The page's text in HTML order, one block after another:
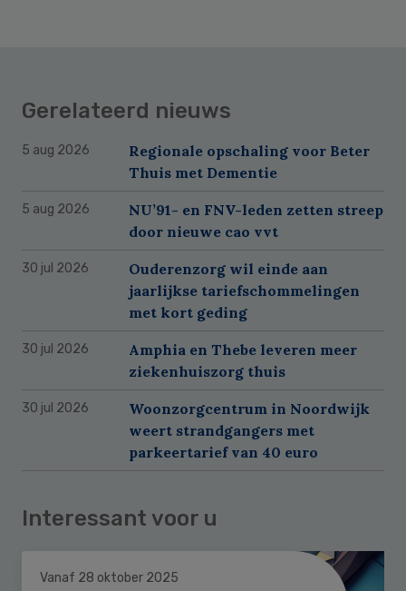
Gerelateerd nieuws
5 aug 2026
Regionale opschaling voor Beter
Thuis met Dementie
5 aug 2026
NU’91- en FNV-leden zetten streep
door nieuwe cao vvt
30 jul 2026
Ouderenzorg wil einde aan
jaarlijkse tariefschommelingen
met kort geding
30 jul 2026
Amphia en Thebe leveren meer
ziekenhuiszorg thuis
30 jul 2026
Woonzorgcentrum in Noordwijk
weert strandgangers met
parkeertarief van 40 euro
Interessant voor u
Vanaf 28 oktober 2025